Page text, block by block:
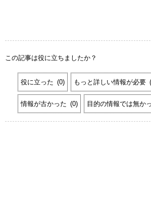
この記事は役に立ちましたか？
役に立った (0) もっと詳しい情報が必要 (
情報が古かった (0) 目的の情報では無か